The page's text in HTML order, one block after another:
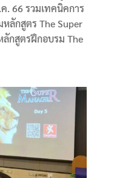
. 66 รวมเทคนิคการ
ลักสูตร The Super
กสูตรฝึกอบรม The